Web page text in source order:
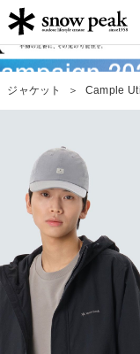
Snow Peak
ジャケット ＞ Cample